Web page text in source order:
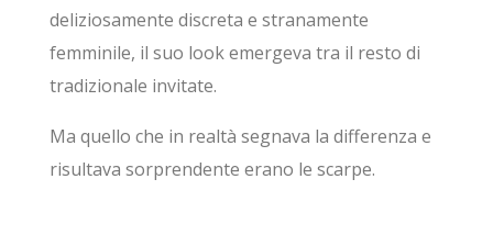
deliziosamente discreta e stranamente
femminile, il suo look emergeva tra il resto di
tradizionale invitate.
Ma quello che in realtà segnava la differenza e
risultava sorprendente erano le scarpe.